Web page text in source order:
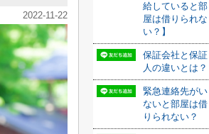
2022-11-22
給していると部
屋は借りられな
い？】
保証会社と保証
人の違いとは？
緊急連絡先がい
ないと部屋は借
りられない？